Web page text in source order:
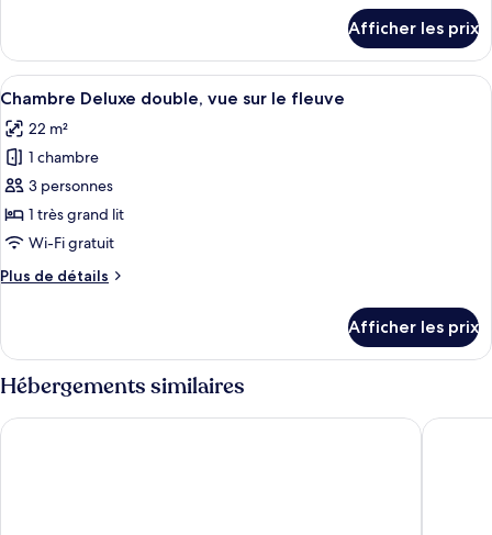
vue
sur
le
fleuve
Suite
studio
exécutive,
sur
le
fleuve
Afficher les prix
Afficher
toutes
les
photos
pour
ce
type
chambre :
double,
vue
sur
le
Chambre Deluxe double, vue sur le
15
Chambre Deluxe double, vue sur le fleuve
22 m²
1 chambre
3 personnes
1 très grand lit
Wi-Fi gratuit
Plus de détails
Plus
Chambre
Deluxe
double,
vue
sur
Afficher les prix
Hébergements similaires
Riva Arun Bangkok The